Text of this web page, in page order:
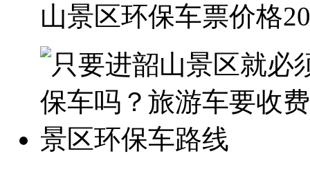
山景区环保车票价格